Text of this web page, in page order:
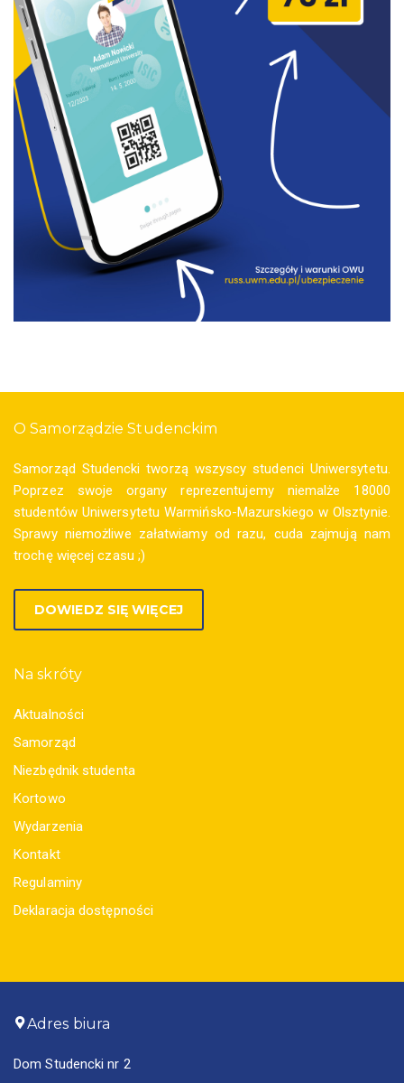
O Samorządzie Studenckim
Samorząd Studencki tworzą wszyscy studenci Uniwersytetu.
Poprzez swoje organy reprezentujemy niemalże 18000
studentów Uniwersytetu Warmińsko-Mazurskiego w Olsztynie.
Sprawy niemożliwe załatwiamy od razu, cuda zajmują nam
trochę więcej czasu ;)
DOWIEDZ SIĘ WIĘCEJ
Na skróty
Aktualności
Samorząd
Niezbędnik studenta
Kortowo
Wydarzenia
Kontakt
Regulaminy
Deklaracja dostępności
Adres biura
Dom Studencki nr 2